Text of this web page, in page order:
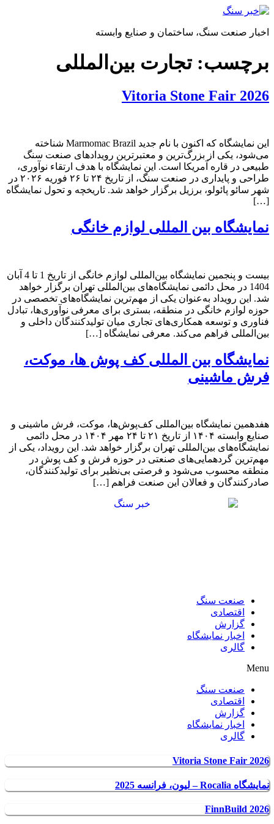
پرش
محتوا
اخبار صنعت سنگ، ساختمان و صنایع وابسته
برچسب:تجارت بین‌المللی
Vitoria Stone Fair 2026
این نمایشگاه که اکنون با نام جدید Marmomac Brazil شناخته
می‌شود، یکی از بزرگ‌ترین و معتبرترین رویدادهای صنعت سنگ
طبیعی در قاره آمریکا است. این نمایشگاه با هدف ارتقاء نوآوری،
طراحی و پایداری در صنعت سنگ، از تاریخ ۲۴ تا ۲۶ فوریه ۲۰۲۶ در
شهر سائو پائولو، برزیل برگزار خواهد شد. تاریخچه و تحول نمایشگاه
[…]
نمایشگاه بین المللی لوازم خانگی
بیست و پنجمین نمایشگاه بین‌المللی لوازم خانگی از تاریخ 1 تا 4 آبان
1404 در محل دائمی نمایشگاه‌های بین‌المللی تهران برگزار خواهد
شد. این رویداد به‌عنوان یکی از مهم‌ترین نمایشگاه‌های تخصصی در
حوزه لوازم خانگی در منطقه، بستری برای معرفی نوآوری‌ها، تبادل
فناوری و توسعه همکاری‌های تجاری میان تولیدکنندگان داخلی و
بین‌المللی فراهم می‌کند.​ معرفی نمایشگاه […]
نمایشگاه بین المللی کف پوش ها، موکت،
فرش ماشینی
هفدهمین نمایشگاه بین‌المللی کف‌پوش‌ها، موکت، فرش ماشینی و
صنایع وابسته ۱۴۰۴ از تاریخ ۲۱ تا ۲۴ مهر ۱۴۰۴ در محل دائمی
نمایشگاه‌های بین‌المللی تهران برگزار خواهد شد. این رویداد، یکی از
مهم‌ترین گردهمایی‌های صنعتی در حوزه فرش و کف پوش در
منطقه محسوب می‌شود و فرصتی بی‌نظیر برای تولیدکنندگان،
صادرکنندگان و فعالان این صنعت فراهم […]
صنعت سنگ
اقتصادی
گزارش
اخبار نمایشگاه
گالری
Menu
صنعت سنگ
اقتصادی
گزارش
اخبار نمایشگاه
گالری
Vitoria Stone Fair 2026
نمایشگاه Rocalia – لیون، فرانسه 2025
FinnBuild 2026